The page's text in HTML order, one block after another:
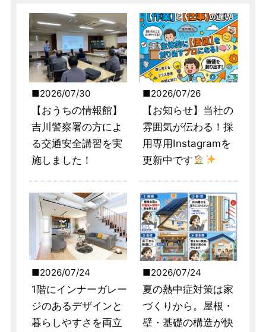
2026/07/30
【おうちの情報館】
吉川警察署の方によ
る交通安全講習を実
施しました！
2026/07/26
【お知らせ】当社の
雰囲気が伝わる！採
用専用Instagramを
更新中です
2026/07/24
1階にインナーガレー
ジのあるデザインと
暮らしやすさを両立
2026/07/24
夏の熱中症対策は家
づくりから。屋根・
壁・基礎の構造が快